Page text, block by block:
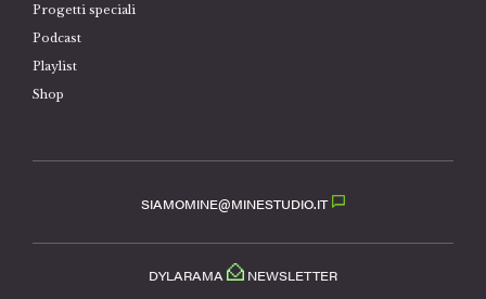
Progetti speciali
Podcast
Playlist
Shop
SIAMOMINE@MINESTUDIO.IT
DYLARAMA NEWSLETTER